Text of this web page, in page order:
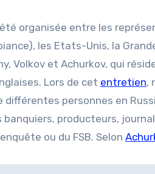
organisée entre les
les Etats-Unis, la
Volkov et Achurkov, qui
Lors de cet entretien,
personnes en
banquiers, producteurs,
ou du FSB. Selon